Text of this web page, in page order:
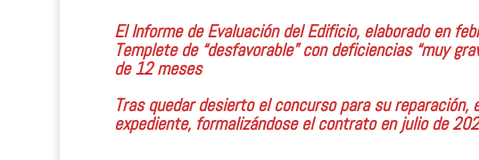
El Informe de Evaluación del Edificio, elaborado en
Templete de “desfavorable” con deficiencias “muy
de 12 meses
Tras quedar desierto el concurso para su
expediente, formalizándose el contrato en julio de